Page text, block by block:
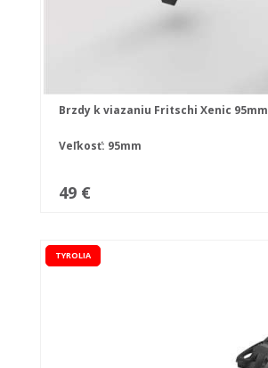
Brzdy k viazaniu Fritschi Xenic 95mm
Veľkosť: 95mm
49 €
TYROLIA